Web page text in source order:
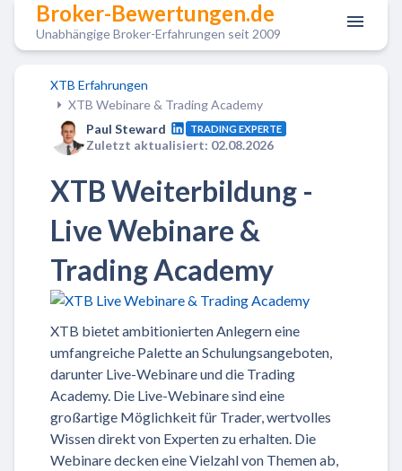
Broker-Bewertungen.de
Unabhängige Broker-Erfahrungen seit 2009
XTB Erfahrungen
XTB Webinare & Trading Academy
Paul Steward
TRADING EXPERTE
Zuletzt aktualisiert: 02.08.2026
XTB Weiterbildung -
Live Webinare &
Trading Academy
XTB bietet ambitionierten Anlegern eine
umfangreiche Palette an Schulungsangeboten,
darunter Live-Webinare und die Trading
Academy. Die Live-Webinare sind eine
großartige Möglichkeit für Trader, wertvolles
Wissen direkt von Experten zu erhalten. Die
Webinare decken eine Vielzahl von Themen ab,